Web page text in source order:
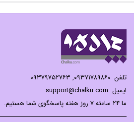
تلفن ۰۹۳۷۱۷۸۹۸۶۰, ۰۹۳۷۹۷۵۲۷۶۳
ایمیل support@chalku.com
ما 24 ساعته 7 روز هفته پاسخگوی شما هستیم.